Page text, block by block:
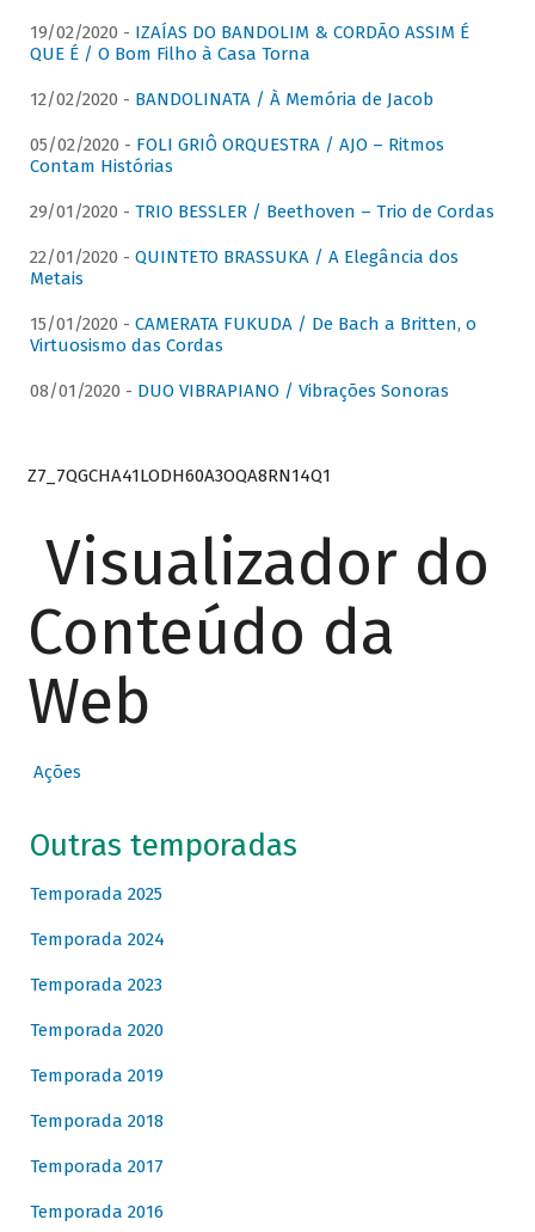
19/02/2020 - IZAÍAS DO BANDOLIM & CORDÃO ASSIM É
QUE É / O Bom Filho à Casa Torna
12/02/2020 - BANDOLINATA / À Memória de Jacob
05/02/2020 - FOLI GRIÔ ORQUESTRA / AJO – Ritmos
Contam Histórias
29/01/2020 - TRIO BESSLER / Beethoven – Trio de Cordas
22/01/2020 - QUINTETO BRASSUKA / A Elegância dos
Metais
15/01/2020 - CAMERATA FUKUDA / De Bach a Britten, o
Virtuosismo das Cordas
08/01/2020 - DUO VIBRAPIANO / Vibrações Sonoras
Z7_7QGCHA41LODH60A3OQA8RN14Q1
Visualizador do
Conteúdo da
Web
Ações
Outras temporadas
Temporada 2025
Temporada 2024
Temporada 2023
Temporada 2020
Temporada 2019
Temporada 2018
Temporada 2017
Temporada 2016